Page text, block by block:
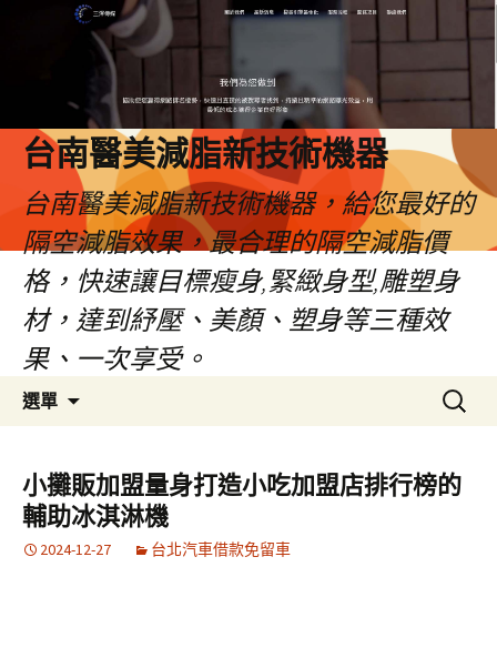
台南醫美減脂新技術機器
台南醫美減脂新技術機器，給您最好的
隔空減脂效果，最合理的隔空減脂價
格，快速讓目標瘦身,緊緻身型,雕塑身
材，達到紓壓、美顏、塑身等三種效
果、一次享受。
選單
容
搜
尋
鍵
字:
小攤販加盟量身打造小吃加盟店排行榜的
輔助冰淇淋機
2024-12-27 台北汽車借款免留車